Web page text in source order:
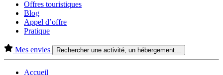
Offres touristiques
Blog
Appel d’offre
Pratique
Mes envies Rechercher une activité, un hébergement…
Accueil